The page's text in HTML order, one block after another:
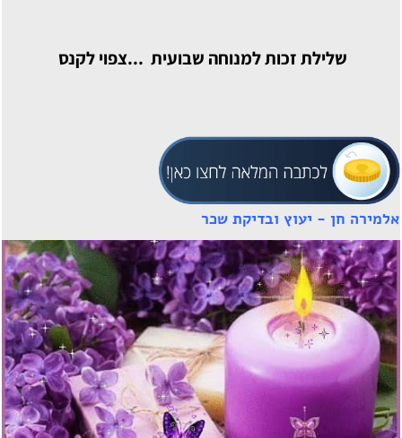
שלילת זכות למנוחה שבועית ...צפוי לקנס
אלמירה חן - יעוץ ובדיקת שכר